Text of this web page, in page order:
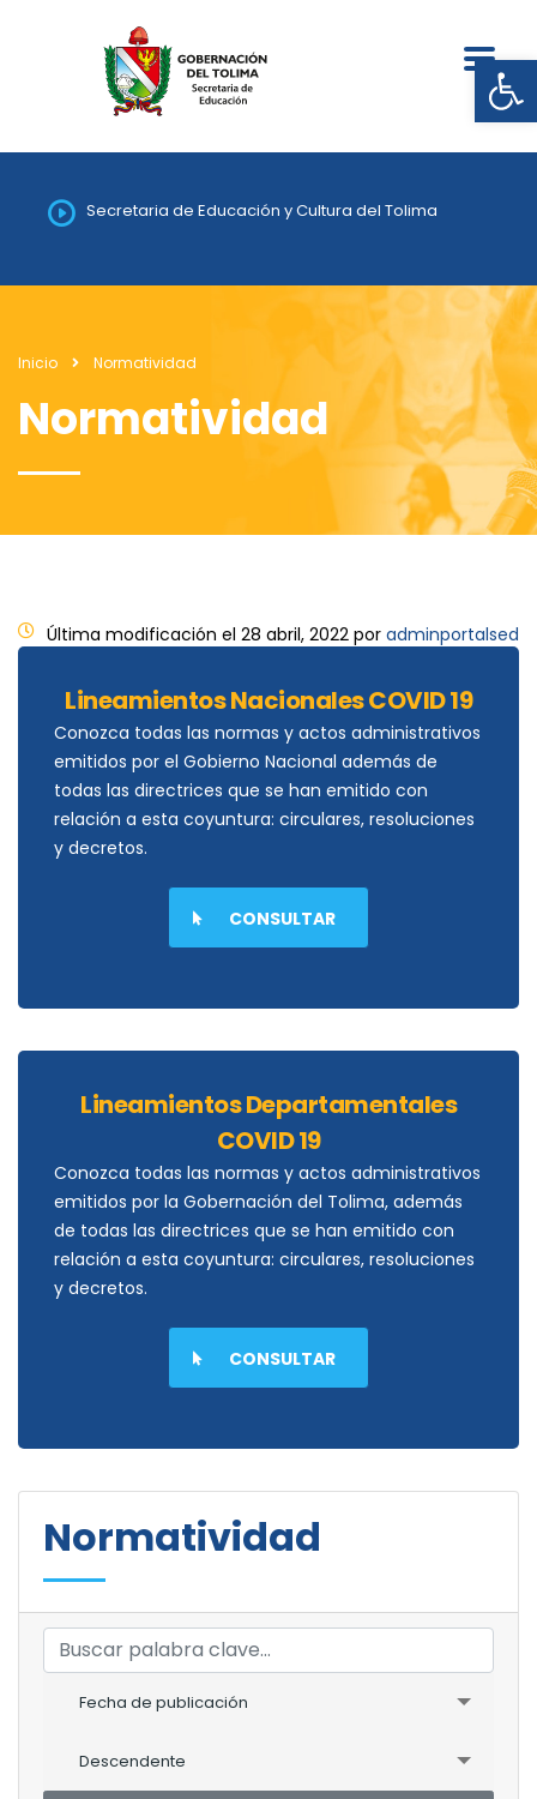
Secretaria de Educación y Cultura del Tolima
Inicio Normatividad
Normatividad
Última modificación el 28 abril, 2022 por adminportalsed
Lineamientos Nacionales COVID 19
Conozca todas las normas y actos administrativos
emitidos por el Gobierno Nacional además de
todas las directrices que se han emitido con
relación a esta coyuntura: circulares, resoluciones
y decretos.
CONSULTAR
Lineamientos Departamentales
COVID 19
Conozca todas las normas y actos administrativos
emitidos por la Gobernación del Tolima, además
de todas las directrices que se han emitido con
relación a esta coyuntura: circulares, resoluciones
y decretos.
CONSULTAR
Normatividad
Fecha de publicación
Descendente